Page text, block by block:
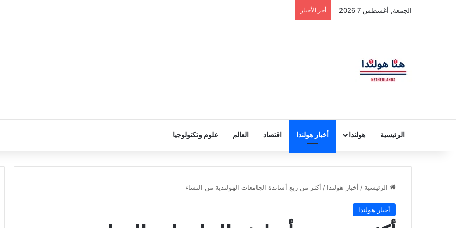
الجمعة, أغسطس 7 2026 أخر الأخبار
الرئيسية هولندا أخبار هولندا اقتصاد العالم علوم وتكنولوجيا
الرئيسية / أخبار هولندا / أكثر من ربع أساتذة الجامعات الهولندية من النساء
أخبار هولندا